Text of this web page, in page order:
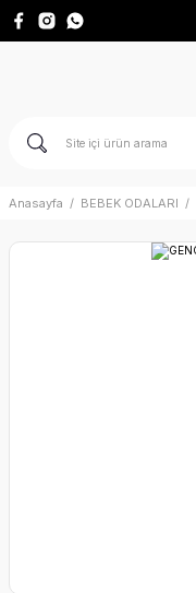
Anasayfa BEBEK ODALARI